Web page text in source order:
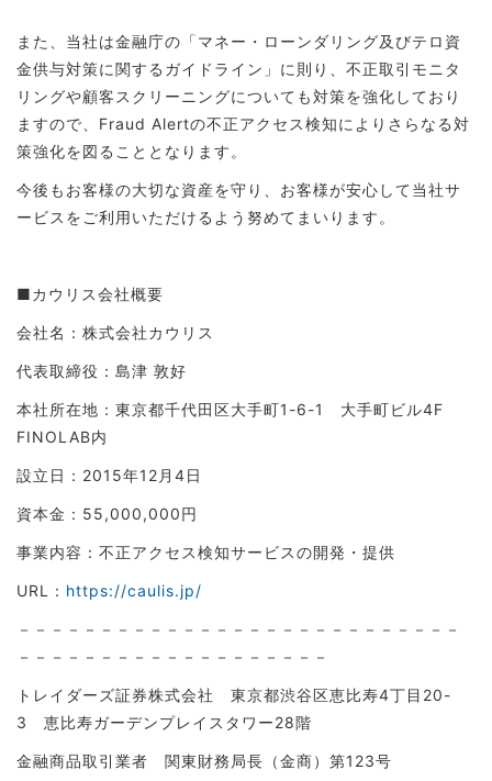
また、当社は金融庁の「マネー・ローンダリング及びテロ資
金供与対策に関するガイドライン」に則り、不正取引モニタ
リングや顧客スクリーニングについても対策を強化しており
ますので、Fraud Alertの不正アクセス検知によりさらなる対
策強化を図ることとなります。
今後もお客様の大切な資産を守り、お客様が安心して当社サ
ービスをご利用いただけるよう努めてまいります。
■カウリス会社概要
会社名：株式会社カウリス
代表取締役：島津 敦好
本社所在地：東京都千代田区大手町1-6-1 大手町ビル4F
FINOLAB内
設立日：2015年12月4日
資本金：55,000,000円
事業内容：不正アクセス検知サービスの開発・提供
URL： https://caulis.jp/
－－－－－－－－－－－－－－－－－－－－－－－－－－－
－－－－－－－－－－－－－－－－－－－
トレイダーズ証券株式会社 東京都渋谷区恵比寿4丁目20-
3 恵比寿ガーデンプレイスタワー28階
金融商品取引業者 関東財務局長（金商）第123号